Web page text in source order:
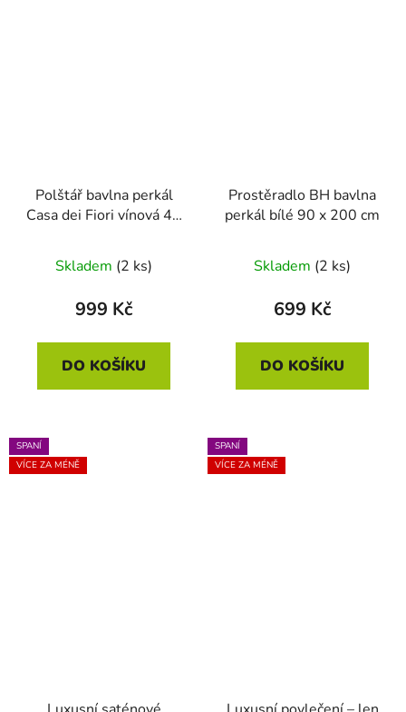
Polštář bavlna perkál
Casa dei Fiori vínová 45
Skladem (2 ks)
999 Kč
DO KOŠÍKU
Prostěradlo BH bavlna
perkál bílé 90 x 200 cm
Skladem (2 ks)
699 Kč
DO KOŠÍKU
SPANÍ
VÍCE ZA MÉNĚ
SPANÍ
VÍCE ZA MÉNĚ